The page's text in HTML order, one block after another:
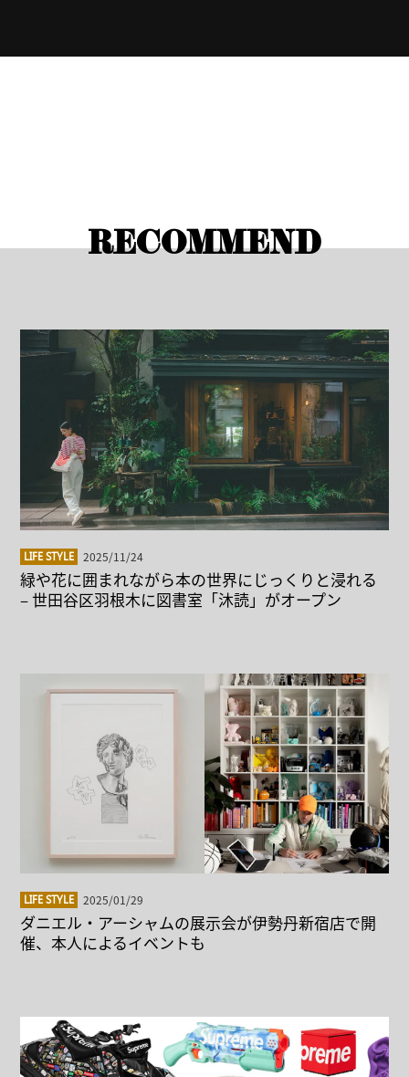
RECOMMEND
LIFE STYLE 2025/11/24
緑や花に囲まれながら本の世界にじっくりと浸れる
– 世田谷区羽根木に図書室「沐読」がオープン
LIFE STYLE 2025/01/29
ダニエル・アーシャムの展示会が伊勢丹新宿店で開
催、本人によるイベントも